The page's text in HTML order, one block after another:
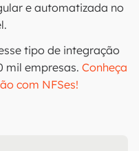
e automatizada no
tipo de integração
mil empresas. Conheça
com NFSes!